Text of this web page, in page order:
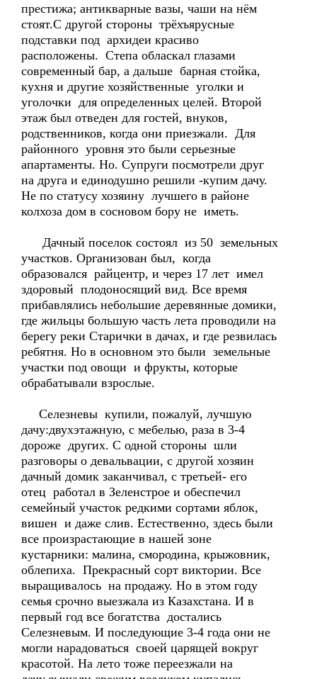
престижа; антикварные вазы, чаши на нём
стоят.С другой стороны трёхъярусные
подставки под архидеи красиво
расположены. Степа обласкал глазами
современный бар, а дальше барная стойка,
кухня и другие хозяйственные уголки и
уголочки для определенных целей. Второй
этаж был отведен для гостей, внуков,
родственников, когда они приезжали. Для
районного уровня это были серьезные
апартаменты. Но. Супруги посмотрели друг
на друга и единодушно решили -купим дачу.
Не по статусу хозяину лучшего в районе
колхоза дом в сосновом бору не иметь.
Дачный поселок состоял из 50 земельных
участков. Организован был, когда
образовался райцентр, и через 17 лет имел
здоровый плодоносящий вид. Все время
прибавлялись небольшие деревянные домики,
где жильцы большую часть лета проводили на
берегу реки Старички в дачах, и где резвилась
ребятня. Но в основном это были земельные
участки под овощи и фрукты, которые
обрабатывали взрослые.
Селезневы купили, пожалуй, лучшую
дачу:двухэтажную, с мебелью, раза в 3-4
дороже других. С одной стороны шли
разговоры о девальвации, с другой хозяин
дачный домик заканчивал, с третьей- его
отец работал в Зеленстрое и обеспечил
семейный участок редкими сортами яблок,
вишен и даже слив. Естественно, здесь были
все произрастающие в нашей зоне
кустарники: малина, смородина, крыжовник,
облепиха. Прекрасный сорт виктории. Все
выращивалось на продажу. Но в этом году
семья срочно выезжала из Казахстана. И в
первый год все богатства достались
Селезневым. И последующие 3-4 года они не
могли нарадоваться своей царящей вокруг
красотой. На лето тоже переезжали на